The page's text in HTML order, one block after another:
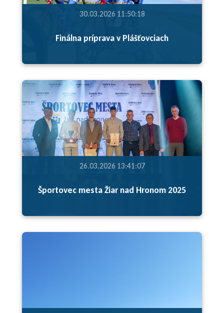
30.03.2026 11:50:18
Finálna príprava v Plášťovciach
26.03.2026 13:41:07
Športovec mesta Žiar nad Hronom 2025